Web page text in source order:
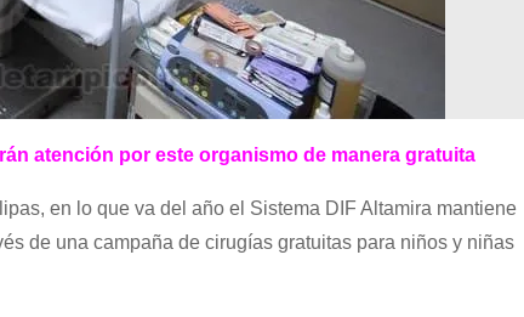
atención por este organismo de manera gratuita
en lo que va del año el Sistema DIF Altamira mantiene
de una campaña de cirugías gratuitas para niños y niñas